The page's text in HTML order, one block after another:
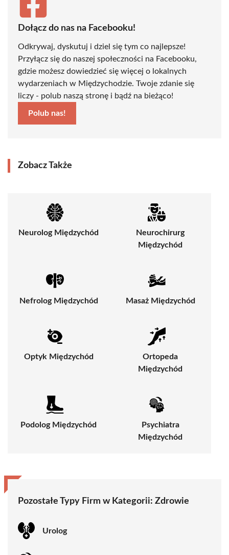
Dołącz do nas na Facebooku!
Odkrywaj, dyskutuj i dziel się tym co najlepsze!
Przyłącz się do naszej społeczności na Facebooku,
gdzie możesz dowiedzieć się więcej o lokalnych
wydarzeniach w Międzychodzie. Twoje zdanie się
liczy - polub naszą stronę i bądź na bieżąco!
Polub nas!
Zobacz Także
Neurolog Międzychód
Neurochirurg
Międzychód
Nefrolog Międzychód Masaż Międzychód
Optyk Międzychód
Ortopeda
Międzychód
Podolog Międzychód
Psychiatra
Międzychód
Pozostałe Typy Firm w Kategorii: Zdrowie
Urolog